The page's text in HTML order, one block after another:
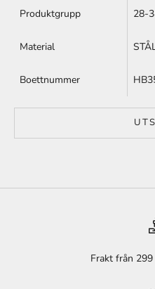
Produktgrupp 28-
Material
Boettnummer
Frakt från